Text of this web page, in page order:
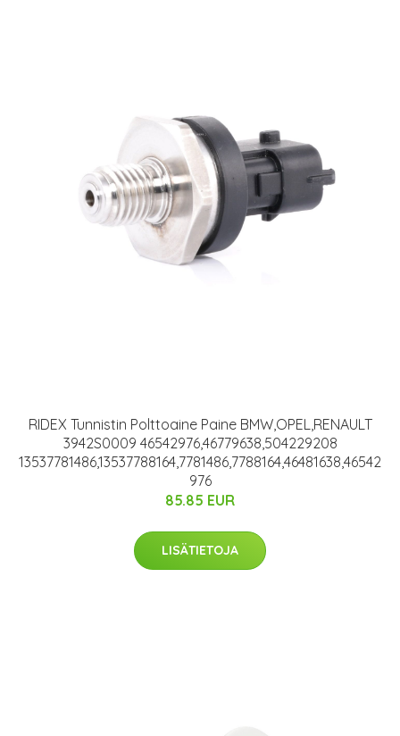
RIDEX Tunnistin Polttoaine Paine BMW,OPEL,RENAULT
3942S0009 46542976,46779638,504229208
13537781486,13537788164,7781486,7788164,46481638,46542
976
85.85 EUR
LISÄTIETOJA